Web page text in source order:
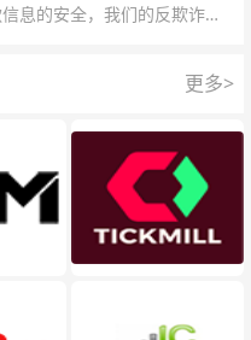
息的安全，我们的反欺诈团
更多>